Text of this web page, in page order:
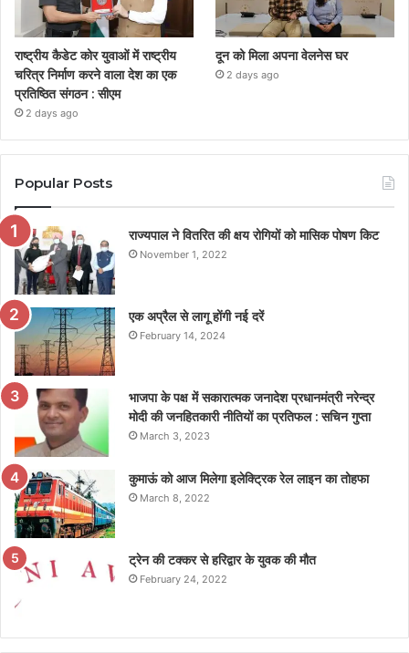
राष्ट्रीय कैडेट कोर युवाओं में राष्ट्रीय
चरित्र निर्माण करने वाला देश का एक
प्रतिष्ठित संगठन : सीएम
2 days ago
दून को मिला अपना वेलनेस घर
2 days ago
Popular Posts
राज्यपाल ने वितरित की क्षय रोगियों को मासिक पोषण किट
November 1, 2022
एक अप्रैल से लागू होंगी नई दरें
February 14, 2024
भाजपा के पक्ष में सकारात्मक जनादेश प्रधानमंत्री नरेन्द्र
मोदी की जनहितकारी नीतियों का प्रतिफल : सचिन गुप्ता
March 3, 2023
कुमाऊं को आज मिलेगा इलेक्ट्रिक रेल लाइन का तोहफा
March 8, 2022
ट्रेन की टक्कर से हरिद्वार के युवक की मौत
February 24, 2022